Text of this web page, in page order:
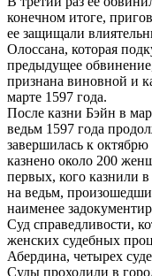
конечном итоге,
ее защищали
Олоссана, которая
предыдущее
признана виновной и
марте 1597 года.
После казни Бэйн в
ведьм 1597 года
завершилась к
казнено около 200
первых, кого казнили
на ведьм,
наименее
Суд справедливости,
женских судебных
Абердина, четырех
Суды проходили в